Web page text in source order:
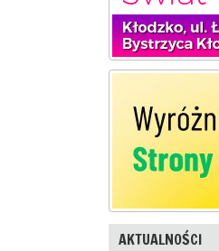
AKTUALNOŚCI